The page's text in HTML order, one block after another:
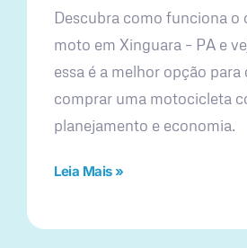
Descubra como funciona o
moto em Xinguara – PA e
essa é a melhor opção para
comprar uma motocicleta
planejamento e economia.
Leia Mais »